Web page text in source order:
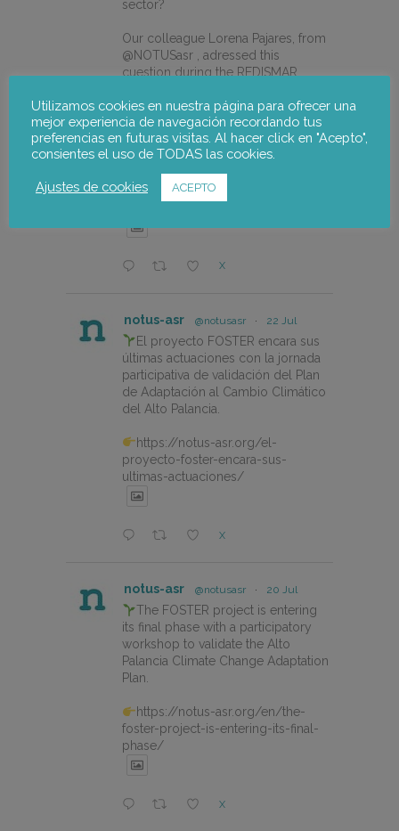
sector?
Our colleague Lorena Pajares, from
@NOTUSasr , adressed this
cuestion during the REDISMAR
by @CEPESCA
https://notus-asr.org/en/notus-
takes-part-in-the-redismar-
conference-on-women-eco-
design-and-the-circular-economy-
X
notus-asr @notusasr · 22 Jul
El proyecto FOSTER encara sus
últimas actuaciones con la jornada
participativa de validación del Plan
de Adaptación al Cambio Climático
del Alto Palancia.
https://notus-asr.org/el-
proyecto-foster-encara-sus-
ultimas-actuaciones/
X
notus-asr @notusasr · 20 Jul
The FOSTER project is entering
its final phase with a participatory
workshop to validate the Alto
Palancia Climate Change Adaptation
Plan.
https://notus-asr.org/en/the-
foster-project-is-entering-its-final-
phase/
X
Utilizamos cookies en nuestra página para ofrecer una
mejor experiencia de navegación recordando tus
preferencias en futuras visitas. Al hacer click en "Acepto",
consientes el uso de TODAS las cookies.
Ajustes de cookies ACEPTO